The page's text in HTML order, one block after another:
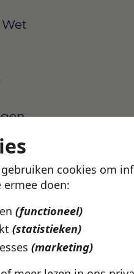
cookies om
doen:
(functioneel)
(statistieken)
(marketing)